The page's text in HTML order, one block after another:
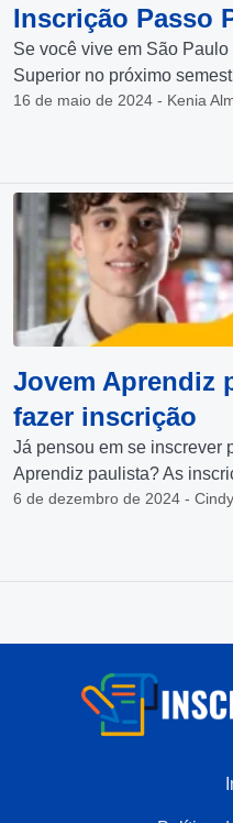
Inscrição Passo
Se você vive em São
Superior no próximo
16 de maio de 2024 - Kenia
Jovem Aprendiz
fazer inscrição
Já pensou em se inscrever
Aprendiz paulista? As
6 de dezembro de 2024 -